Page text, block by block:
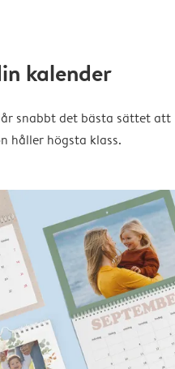
kalender
snabbt det bästa sättet att
håller högsta klass.